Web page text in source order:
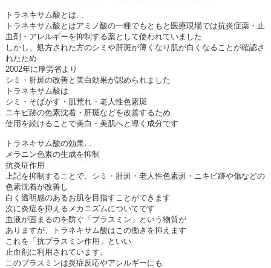
トラネキサム酸とは…
トラネキサム酸とはアミノ酸の一種でもともと医療現場では抗炎症薬・止
血剤・アレルギーを抑制する薬として使われていました
しかし、処方された方のシミや肝斑が薄くなり肌が白くなることが確認さ
れたため
2002年に厚労省より
シミ・肝斑の改善と美白効果が認められました
トラネキサム酸は
シミ・そばかす・肌荒れ・老人性色素斑
ニキビ跡の色素沈着・肝斑などを改善するため
使用を続けることで美白・美肌へと導く成分です
トラネキサム酸の効果…
メラニン色素の生成を抑制
抗炎症作用
上記を抑制することで、シミ・肝斑・老人性色素斑・ニキビ跡や傷などの
色素沈着が改善し
白く透明感のあるお肌を目指すことができます
次に炎症を抑えるメカニズムについてです
血液が固まるのを防ぐ「プラスミン」という物質が
ありますが、トラネキサム酸はこの働きを抑えます
これを「抗プラスミン作用」といい
止血剤に利用されています。
このプラスミンは炎症反応やアレルギーにも